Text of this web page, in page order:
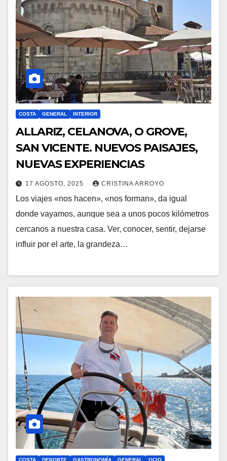
COSTA GENERAL INTERIOR
ALLARIZ, CELANOVA, O GROVE,
SAN VICENTE. NUEVOS PAISAJES,
NUEVAS EXPERIENCIAS
17 AGOSTO, 2025 CRISTINA ARROYO
Los viajes «nos hacen», «nos forman», da igual
donde vayamos, aunque sea a unos pocos kilómetros
cercanos a nuestra casa. Ver, conocer, sentir, dejarse
influir por el arte, la grandeza…
COSTA DEPORTE GASTRONOMÍA GENERAL
OCIO